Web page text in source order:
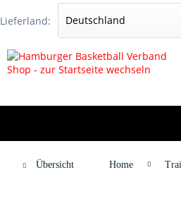
Lieferland:
Übersicht Home